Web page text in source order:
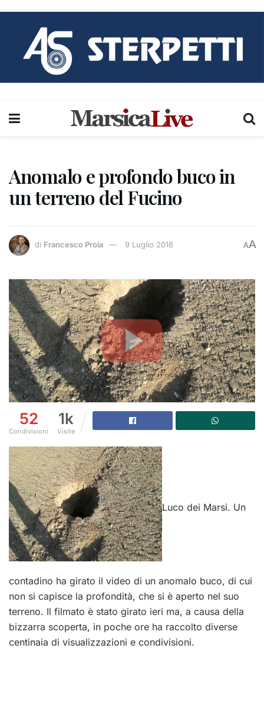
Anomalo e profondo buco in
un terreno del Fucino
di Francesco Proia 9 Luglio 2018 AA
52
Condivisioni
1k
Visite
Luco dei Marsi. Un
contadino ha girato il video di un anomalo buco, di cui
non si capisce la profondità, che si è aperto nel suo
terreno. Il filmato è stato girato ieri ma, a causa della
bizzarra scoperta, in poche ore ha raccolto diverse
centinaia di visualizzazioni e condivisioni.